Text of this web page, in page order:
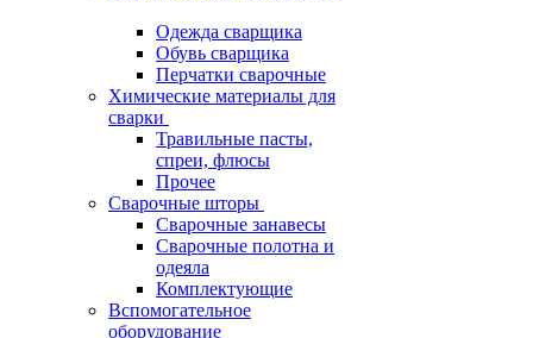
Одежда сварщика
Обувь сварщика
Перчатки сварочные
Химические материалы для
сварки
Травильные пасты,
спреи, флюсы
Прочее
Сварочные шторы
Сварочные занавесы
Сварочные полотна и
одеяла
Комплектующие
Вспомогательное
оборудование